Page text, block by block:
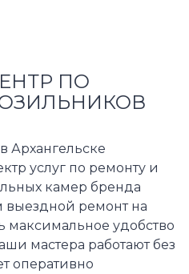
ПО
Архангельске
услуг по ремонту и
камер бренда
выездной ремонт на
максимальное удобство
мастера работают без
оперативно